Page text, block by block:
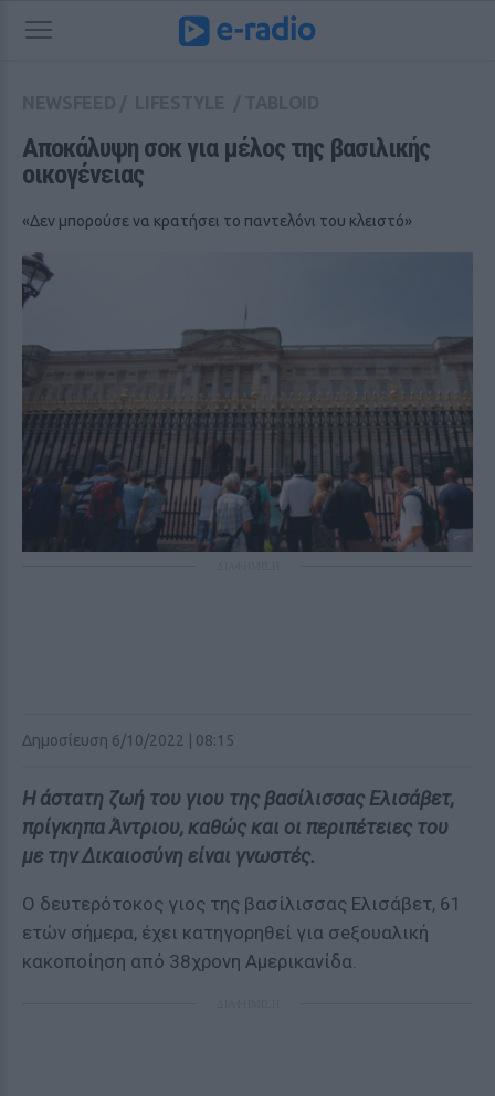
Αποκάλυψη σοκ για μέλος της βασιλικής
οικογένειας
«Δεν μπορούσε να κρατήσει το παντελόνι του κλειστό»
Δημοσίευση 6/10/2022 | 08:15
Η άστατη ζωή του γιου της βασίλισσας Ελισάβετ,
πρίγκηπα Άντριου, καθώς και οι περιπέτειες του
με την Δικαιοσύνη είναι γνωστές.
Ο δευτερότοκος γιος της βασίλισσας Ελισάβετ, 61
ετών σήμερα, έχει κατηγορηθεί για σeξουαλική
κακοποίηση από 38χρονη Αμερικανίδα.